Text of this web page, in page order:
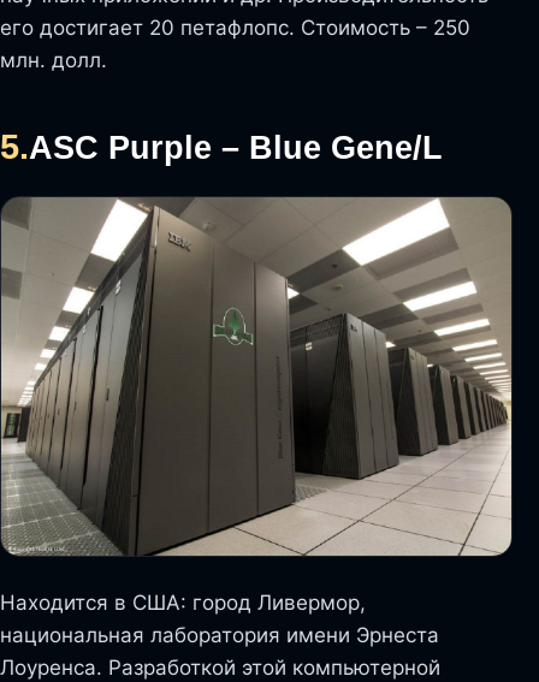
его достигает 20 петафлопс. Стоимость – 250
млн. долл.
5.ASC Purple – Blue Gene/L
Находится в США: город Ливермор,
национальная лаборатория имени Эрнеста
Лоуренса. Разработкой этой компьютерной